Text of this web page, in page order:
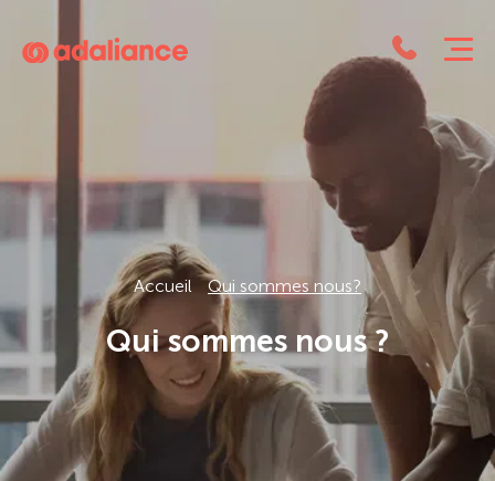
Accueil Qui sommes nous?
Qui sommes nous ?